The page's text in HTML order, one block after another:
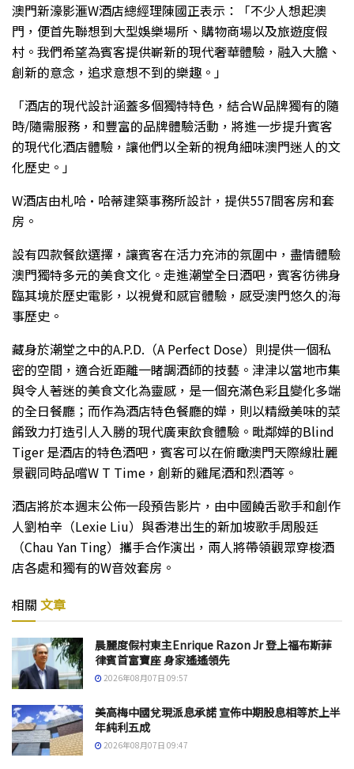
澳門新濠影滙W酒店總經理陳國正表示：「不少人想起澳
門，便首先聯想到大型娛樂場所、購物商場以及旅遊度假
村。我們希望為賓客提供嶄新的現代奢華體驗，融入大膽、
創新的意念，追求意想不到的樂趣。」
「酒店的現代設計涵蓋多個獨特特色，結合W品牌獨有的隨
時/隨需服務，和豐富的品牌體驗活動，將進一步提升賓客
的現代化酒店體驗，讓他們以全新的視角細味澳門迷人的文
化歷史。」
W酒店由札哈·哈蒂建築事務所設計，提供557間客房和套
房。
設有四款餐飲選擇，讓賓客在活力充沛的氛圍中，盡情體驗
澳門獨特多元的美食文化。走進潮堂全日酒吧，賓客彷彿身
臨其境於歷史電影，以視覺和感官體驗，感受澳門悠久的海
事歷史。
藏身於潮堂之中的A.P.D.（A Perfect Dose）則提供一個私
密的空間，適合近距離一睹調酒師的技藝。津津以當地市集
與令人著迷的美食文化為靈感，是一個充滿色彩且變化多端
的全日餐廳；而作為酒店特色餐廳的嬅，則以精緻美味的菜
餚致力打造引人入勝的現代廣東飲食體驗。毗鄰嬅的Blind
Tiger 是酒店的特色酒吧，賓客可以在俯瞰澳門天際線壯麗
景觀同時品嚐W T Time，創新的雞尾酒和烈酒等。
酒店將於本週末公佈一段預告影片，由中國饒舌歌手和創作
人劉柏辛（Lexie Liu）與香港出生的新加坡歌手周殷廷
（Chau Yan Ting）攜手合作演出，兩人將帶領觀眾穿梭酒
店各處和獨有的W音效套房。
相關 文章
晨麗度假村東主Enrique Razon Jr 登上福布斯菲
律賓首富寶座 身家遙遙領先
2026年08月07日 09:57
美高梅中國兌現派息承諾 宣佈中期股息相等於上半
年純利五成
2026年08月07日 09:47